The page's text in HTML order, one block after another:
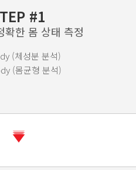
#1
확한 몸 상태 측정
(체성분 분석)
(몸균형 분석)